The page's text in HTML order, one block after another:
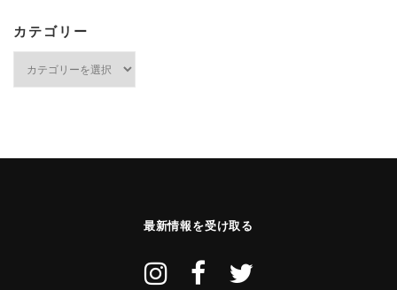
稿
カテゴリー
最新情報を受け取る